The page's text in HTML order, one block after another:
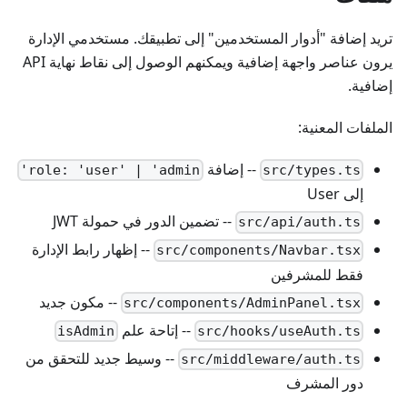
تريد إضافة "أدوار المستخدمين" إلى تطبيقك. مستخدمي الإدارة
يرون عناصر واجهة إضافية ويمكنهم الوصول إلى نقاط نهاية API
إضافية.
الملفات المعنية:
src/types.ts -- إضافة role: 'user' | 'admin'
إلى User
src/api/auth.ts -- تضمين الدور في حمولة JWT
src/components/Navbar.tsx -- إظهار رابط الإدارة
فقط للمشرفين
src/components/AdminPanel.tsx -- مكون جديد
src/hooks/useAuth.ts -- إتاحة علم isAdmin
src/middleware/auth.ts -- وسيط جديد للتحقق من
دور المشرف